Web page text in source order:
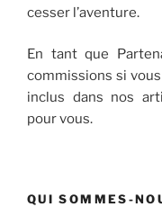
cesser l’aventure.
En tant que
commissions si
inclus dans nos
pour vous.
QUI SOMMES-